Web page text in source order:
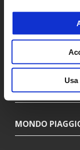
ACCESSORI
MONDO